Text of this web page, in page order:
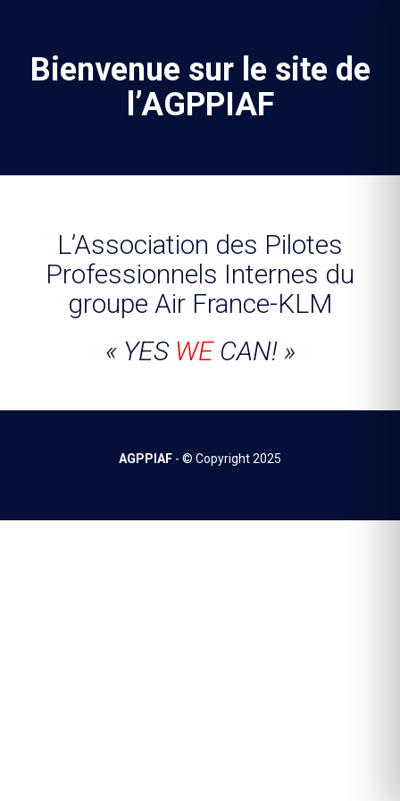
Bienvenue sur le site de
l’AGPPIAF
L’Association des Pilotes
Professionnels Internes du
groupe Air France-KLM
« YES WECAN! »
AGPPIAF - © Copyright2025